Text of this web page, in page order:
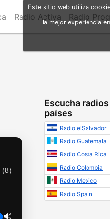
Radio Activa Radio
(8)
🔊
Escucha
países
Radio elSalvador
Radio Guatemala
Radio Costa Rica
Radio Colombia
Radio Mexico
Radio Spain
Este sitio web utiliza
la mejor experiencia